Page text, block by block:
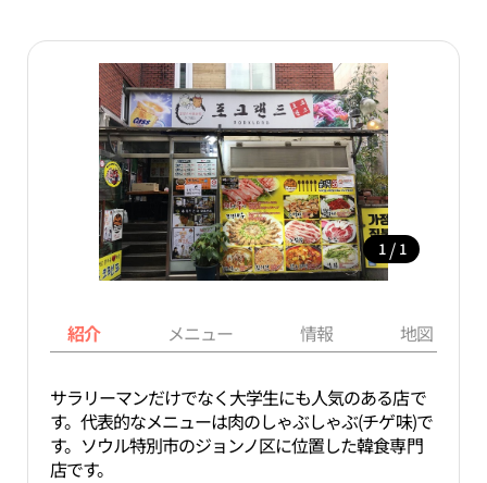
1 / 1
紹介 メニュー 情報 地図
サラリーマンだけでなく大学生にも人気のある店で
す。代表的なメニューは肉のしゃぶしゃぶ(チゲ味)で
す。ソウル特別市のジョンノ区に位置した韓食専門
店です。